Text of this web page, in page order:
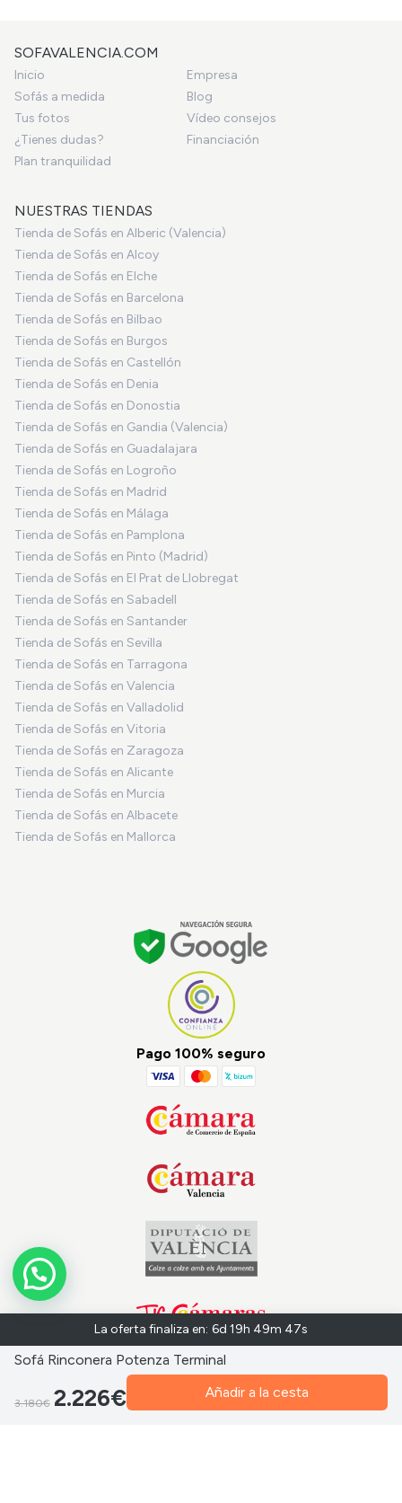
La oferta finaliza en: 6d 19h 49m 46s
Sofá Rinconera Potenza Terminal
3.180€ 2.226€ Añadir a la cesta
SOFAVALENCIA.COM
Inicio
Empresa
Sofás a medida
Blog
Tus fotos
Vídeo consejos
¿Tienes dudas?
Financiación
Plan tranquilidad
NUESTRAS TIENDAS
Tienda de Sofás en Alberic (Valencia)
Tienda de Sofás en Alcoy
Tienda de Sofás en Elche
Tienda de Sofás en Barcelona
Tienda de Sofás en Bilbao
Tienda de Sofás en Burgos
Tienda de Sofás en Castellón
Tienda de Sofás en Denia
Tienda de Sofás en Donostia
Tienda de Sofás en Gandia (Valencia)
Tienda de Sofás en Guadalajara
Tienda de Sofás en Logroño
Tienda de Sofás en Madrid
Tienda de Sofás en Málaga
Tienda de Sofás en Pamplona
Tienda de Sofás en Pinto (Madrid)
Tienda de Sofás en El Prat de Llobregat
Tienda de Sofás en Sabadell
Tienda de Sofás en Santander
Tienda de Sofás en Sevilla
Tienda de Sofás en Tarragona
Tienda de Sofás en Valencia
Tienda de Sofás en Valladolid
Tienda de Sofás en Vitoria
Tienda de Sofás en Zaragoza
Tienda de Sofás en Alicante
Tienda de Sofás en Murcia
Tienda de Sofás en Albacete
Tienda de Sofás en Mallorca
Pago 100% seguro